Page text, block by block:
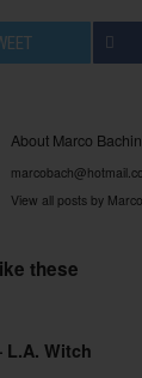
About Marco
View all posts by
these
L.A. Witch